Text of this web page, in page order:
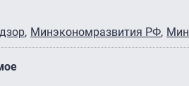
Минэкономразвития РФ